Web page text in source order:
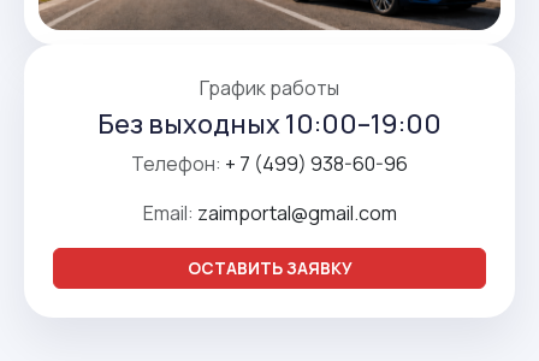
График работы
Без выходных 10:00–19:00
Телефон: + 7 (499) 938-60-96
Email: zaimportal@gmail.com
ОСТАВИТЬ ЗАЯВКУ